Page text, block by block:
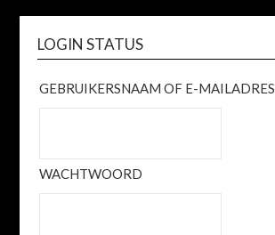
LOGIN STATUS
GEBRUIKERSNAAM OF E-MAILADRES
WACHTWOORD